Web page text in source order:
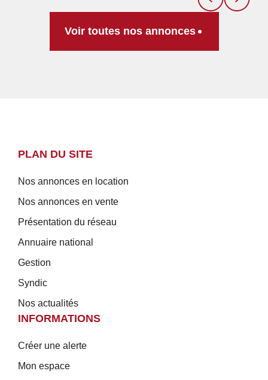
Voir toutes nos annonces
PLAN DU SITE
Nos annonces en location
Nos annonces en vente
Présentation du réseau
Annuaire national
Gestion
Syndic
Nos actualités
INFORMATIONS
Créer une alerte
Mon espace